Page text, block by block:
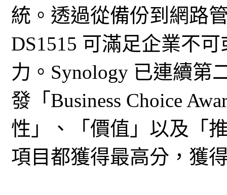
統。透過從備份到網路
DS1515 可滿足企業不
力。Synology 已連續第
發「Business Choice
性」、「價值」以及「
項目都獲得最高分，獲